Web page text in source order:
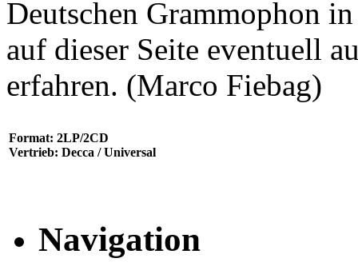
Deutschen Grammophon
auf dieser Seite eventuell
erfahren. (Marco Fiebag)
Format: 2LP/2CD
Vertrieb: Decca / Universal
Navigation